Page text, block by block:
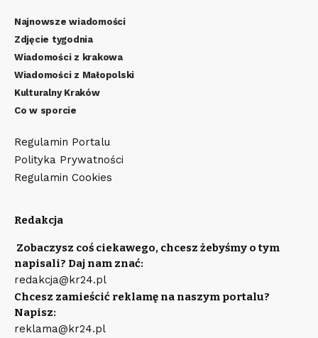
Najnowsze wiadomości
Zdjęcie tygodnia
Wiadomości z krakowa
Wiadomości z Małopolski
Kulturalny Kraków
Co w sporcie
Regulamin Portalu
Polityka Prywatności
Regulamin Cookies
Redakcja
Zobaczysz coś ciekawego, chcesz żebyśmy o tym
napisali? Daj nam znać:
redakcja@kr24.pl
Chcesz zamieścić reklamę na naszym portalu?
Napisz:
reklama@kr24.pl